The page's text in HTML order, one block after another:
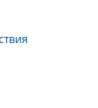
Культурно-
Фаберже),
Московской
им. Н.